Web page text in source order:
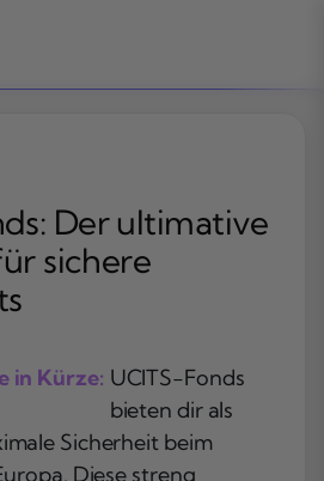
Der ultimative
sichere
in Kürze: UCITS-Fonds
bieten dir als
Sicherheit beim
Diese streng